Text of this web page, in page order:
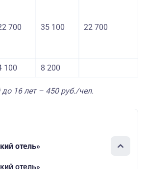
700 35 100 22 700
100 8 200
16 лет – 450 руб./чел.
отель»
отель»